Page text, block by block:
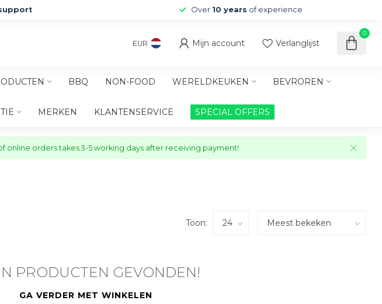
Over 10 years of experience
EUR Mijn account Verlanglijst
0
BBQ NON-FOOD WERELDKEUKEN BEVROREN
MERKEN KLANTENSERVICE SPECIAL OFFERS
online orders takes 3-5 working days after receiving payment!
Toon:
PRODUCTEN GEVONDEN!
GA VERDER MET WINKELEN